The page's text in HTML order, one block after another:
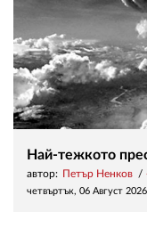
Най-тежкото
автор: Петър Ненков
четвъртък, 06 Август